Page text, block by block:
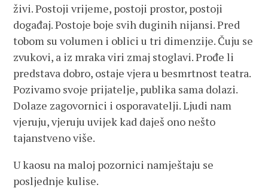
živi. Postoji vrijeme, postoji prostor, postoji
događaj. Postoje boje svih duginih nijansi. Pred
tobom su volumen i oblici u tri dimenzije. Čuju se
zvukovi, a iz mraka viri zmaj stoglavi. Prođe li
predstava dobro, ostaje vjera u besmrtnost teatra.
Pozivamo svoje prijatelje, publika sama dolazi.
Dolaze zagovornici i osporavatelji. Ljudi nam
vjeruju, vjeruju uvijek kad daješ ono nešto
tajanstveno više.
U kaosu na maloj pozornici namještaju se
posljednje kulise.